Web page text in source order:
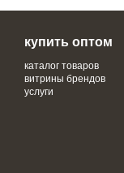
купить оптом
каталог товаров
витрины брендов
услуги